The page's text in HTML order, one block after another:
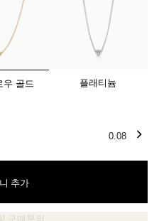
택됨
우 골드 플래티늄
0.08
추가